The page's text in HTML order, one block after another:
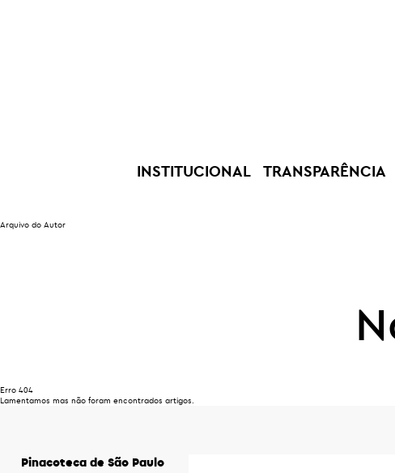
INSTITUCIONAL TRANSPARÊNCIA
Arquivo do Autor
Erro 404
Lamentamos mas não foram encontrados artigos.
Pinacoteca de São Paulo